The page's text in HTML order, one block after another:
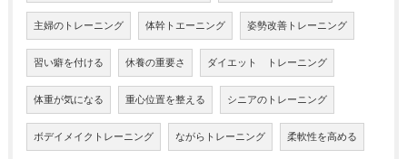
主婦のトレーニング 体幹トエーニング 姿勢改善トレーニング
習い癖を付ける 休養の重要さ ダイエット トレーニング
体重が気になる 重心位置を整える シニアのトレーニング
ボデイメイクトレーニング ながらトレーニング 柔軟性を高める